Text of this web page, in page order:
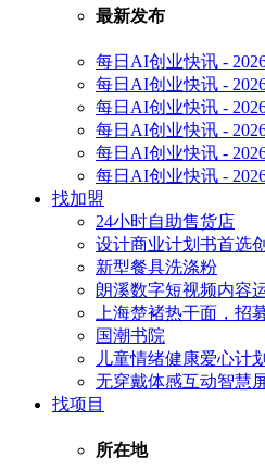
最新发布
每日AI创业快讯 -
每日AI创业快讯 -
每日AI创业快讯 -
每日AI创业快讯 -
每日AI创业快讯 -
每日AI创业快讯 -
找加盟
24小时自助售货店
设计商业计划书首选
新型餐具洗涤粉
朗溪数字短视频内容
上海楚褚热干面，招
国潮书院
儿童情绪健康爱心计划
无穿戴体感互动智慧
找项目
所在地